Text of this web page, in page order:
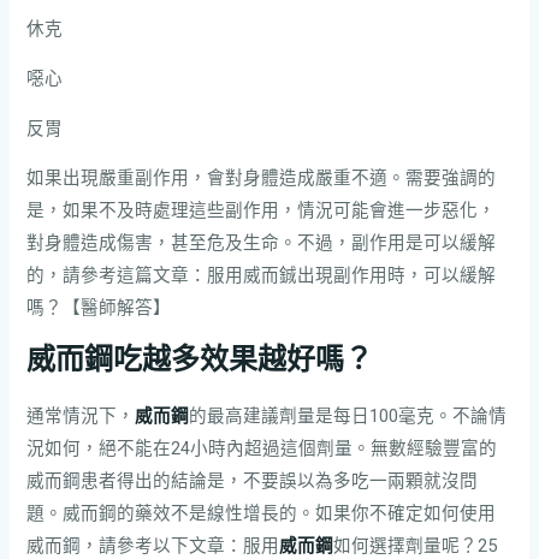
休克
噁心
反胃
如果出現嚴重副作用，會對身體造成嚴重不適。需要強調的
是，如果不及時處理這些副作用，情況可能會進一步惡化，
對身體造成傷害，甚至危及生命。不過，副作用是可以緩解
的，請參考這篇文章：服用威而鋮出現副作用時，可以緩解
嗎？【醫師解答】
威而鋼吃越多效果越好嗎？
通常情況下， 威而鋼的最高建議劑量是每日100毫克。不論情
況如何，絕不能在24小時內超過這個劑量。無數經驗豐富的
威而鋼患者得出的結論是，不要誤以為多吃一兩顆就沒問
題。威而鋼的藥效不是線性增長的。如果你不確定如何使用
威而鋼，請參考以下文章：服用 威而鋼如何選擇劑量呢？25